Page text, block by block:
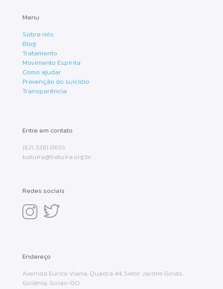
Menu
Sobre nós
Blog
Tratamento
Movimento Espírita
Como ajudar
Prevenção do suicídio
Transparência
Entre em contato
(62) 3281 0655
batuira@batuira.org.br
Redes sociais
Endereço
Avenida Eurico Viana, Quadra 44, Setor Jardim Goiás,
Goiânia, Goiás-GO